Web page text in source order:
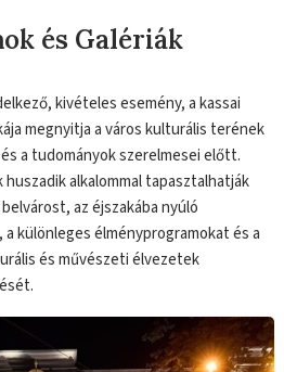
és Galériák
kivételes esemény, a kassai
megnyitja a város kulturális terének
a tudományok szerelmesei előtt.
huszadik alkalommal tapasztalhatják
az éjszakába nyúló
különleges élményprogramokat és a
és művészeti élvezetek